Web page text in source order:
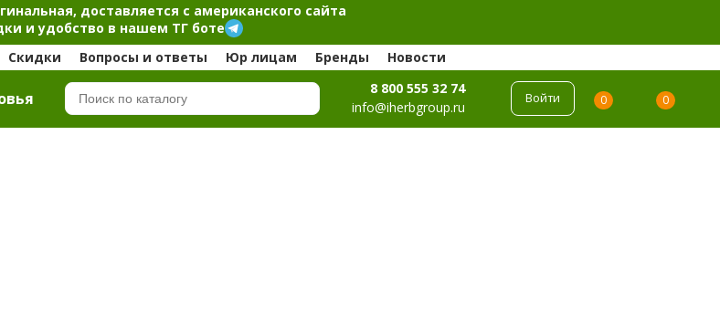
доставляется с американского сайта
и удобство в нашем ТГ боте
Скидки Вопросы и ответы Юр лицам Бренды Новости
8 800 555 32 74
info@iherbgroup.ru
Войти 0 0